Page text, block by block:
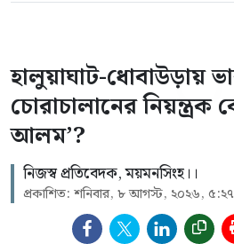
হালুয়াঘাট-ধোবাউড়ায়
চোরাচালানের
আলম’?
নিজস্ব প্রতিবেদক, ময়মনসিংহ।।
প্রকাশিত: শনিবার, ৮ আগস্ট, ২০২৬,